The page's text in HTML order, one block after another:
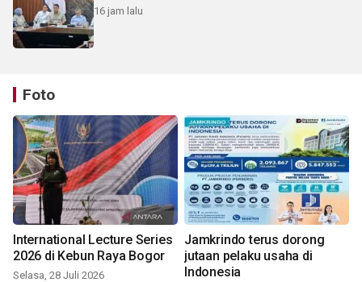
16 jam lalu
Foto
International Lecture Series
2026 di Kebun Raya Bogor
Selasa, 28 Juli 2026
Jamkrindo terus dorong
jutaan pelaku usaha di
Indonesia